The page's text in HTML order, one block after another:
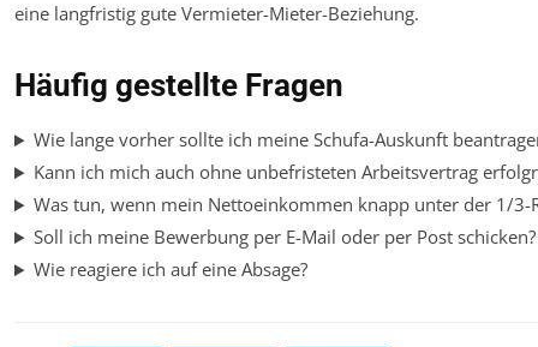
eine langfristig gute Vermieter-Mieter-Beziehung.
Häufig gestellte Fragen
Wie lange vorher sollte ich meine Schufa-Auskunft
Kann ich mich auch ohne unbefristeten Arbeitsvertrag
Was tun, wenn mein Nettoeinkommen knapp unter der 1/3-
Soll ich meine Bewerbung per E-Mail oder per Post schicken?
Wie reagiere ich auf eine Absage?